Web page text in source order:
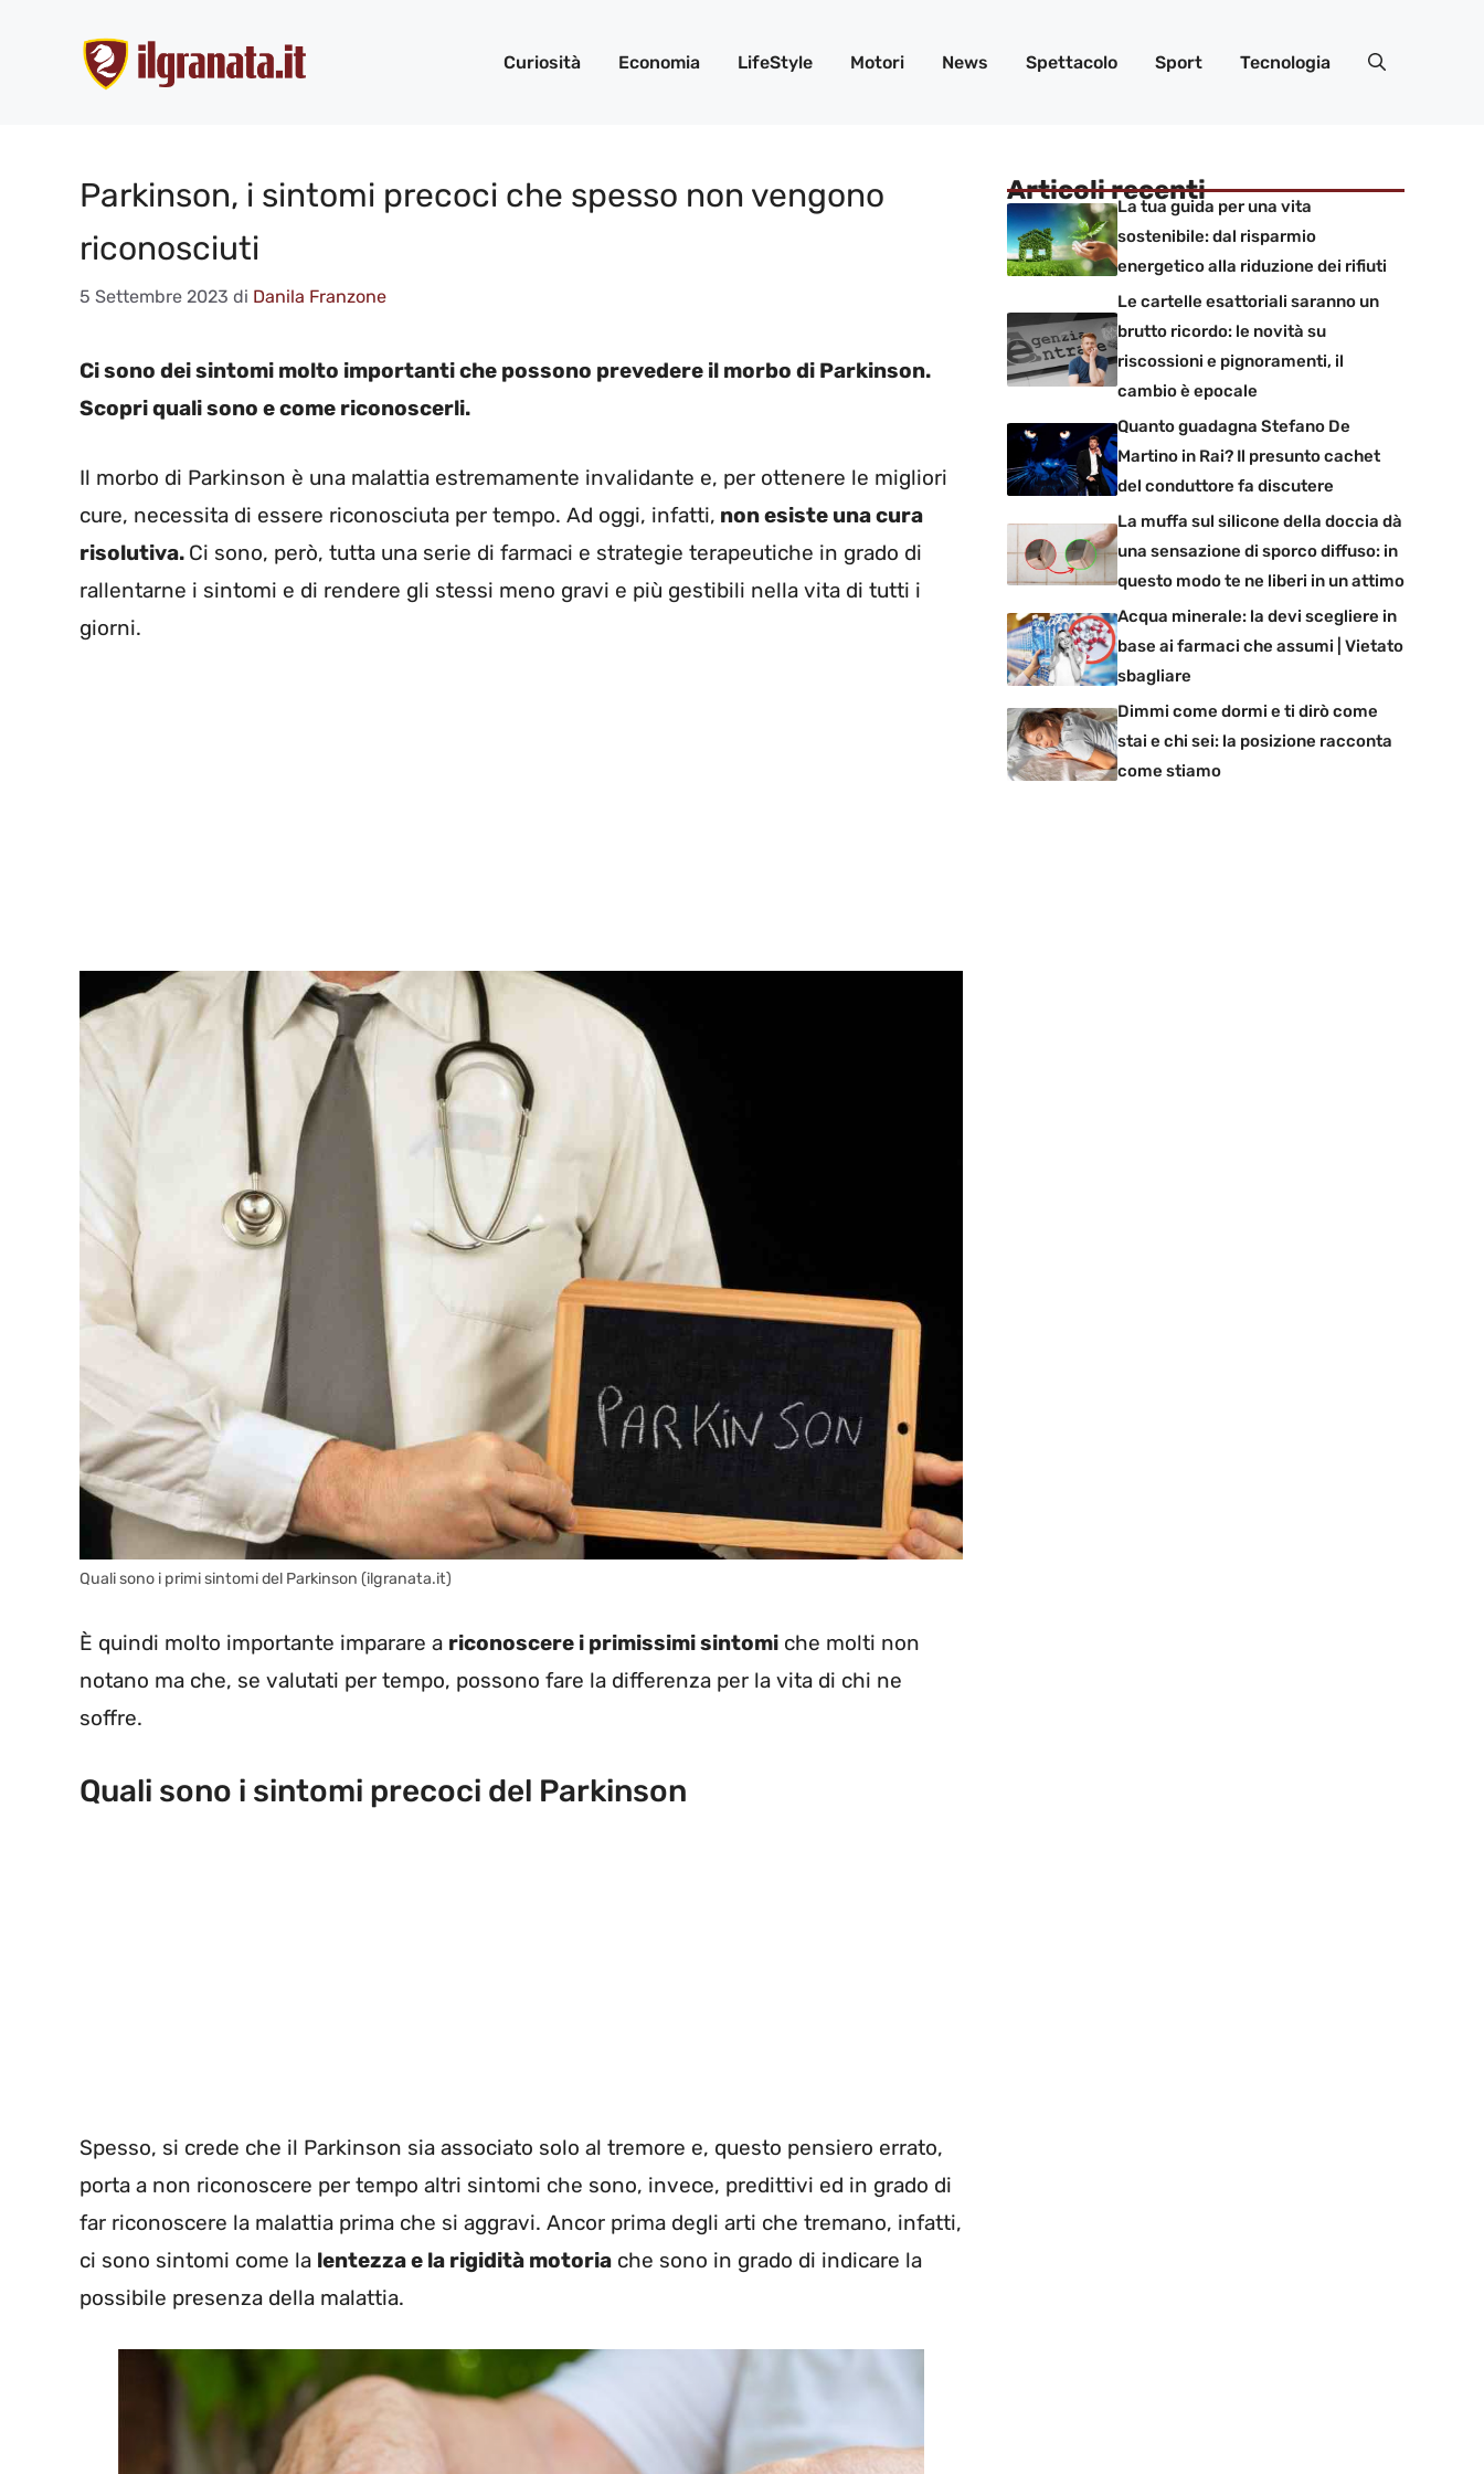
contenuto
Curiosità Economia LifeStyle Motori News Spettacolo Sport Tecnologia
Parkinson, i sintomi precoci che spesso non vengono
riconosciuti
5 Settembre 2023 di Danila Franzone
Ci sono dei sintomi molto importanti che possono prevedere il morbo di Parkinson.
Scopri quali sono e come riconoscerli.
Il morbo di Parkinson è una malattia estremamente invalidante e, per ottenere le migliori
cure, necessita di essere riconosciuta per tempo. Ad oggi, infatti, non esiste una cura
risolutiva. Ci sono, però, tutta una serie di farmaci e strategie terapeutiche in grado di
rallentarne i sintomi e di rendere gli stessi meno gravi e più gestibili nella vita di tutti i
giorni.
Quali sono i primi sintomi del Parkinson (ilgranata.it)
È quindi molto importante imparare a riconoscere i primissimi sintomi che molti non
notano ma che, se valutati per tempo, possono fare la differenza per la vita di chi ne
soffre.
Quali sono i sintomi precoci del Parkinson
Spesso, si crede che il Parkinson sia associato solo al tremore e, questo pensiero errato,
porta a non riconoscere per tempo altri sintomi che sono, invece, predittivi ed in grado di
far riconoscere la malattia prima che si aggravi. Ancor prima degli arti che tremano, infatti,
ci sono sintomi come la lentezza e la rigidità motoria che sono in grado di indicare la
possibile presenza della malattia.
Articoli recenti
La tua guida per una vita
sostenibile: dal risparmio
energetico alla riduzione dei rifiuti
Le cartelle esattoriali saranno un
brutto ricordo: le novità su
riscossioni e pignoramenti, il
cambio è epocale
Quanto guadagna Stefano De
Martino in Rai? Il presunto cachet
del conduttore fa discutere
La muffa sul silicone della doccia dà
una sensazione di sporco diffuso: in
questo modo te ne liberi in un attimo
Acqua minerale: la devi scegliere in
base ai farmaci che assumi | Vietato
sbagliare
Dimmi come dormi e ti dirò come
stai e chi sei: la posizione racconta
come stiamo